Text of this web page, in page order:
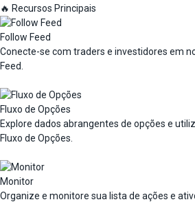
🔥 Recursos Principais
Follow Feed
Conecte-se com traders e investidores em
Feed.
Fluxo de Opções
Explore dados abrangentes de opções e
Fluxo de Opções.
Monitor
Organize e monitore sua lista de ações e